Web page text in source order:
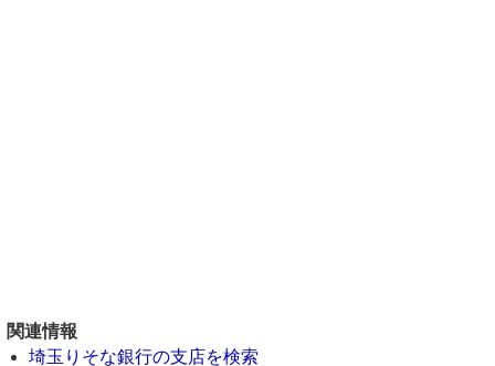
関連情報
埼玉りそな銀行の支店を検索